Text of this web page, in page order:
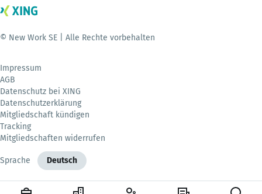
© New Work SE | Alle Rechte vorbehalten
Impressum
AGB
Datenschutz bei XING
Datenschutzerklärung
Mitgliedschaft kündigen
Tracking
Mitgliedschaften widerrufen
Sprache Deutsch